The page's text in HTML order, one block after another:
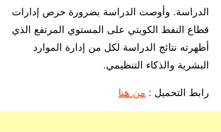
الدراسة. وأوصت الدراسة بضرورة حرص إدارات
قطاع النفط الكويتي على المستوي المرتفع الذي
أظهرته نتائج الدراسة لكل من إدارة الموارد
البشرية والذكاء التنظيمي.
رابط التحميل : من هنا